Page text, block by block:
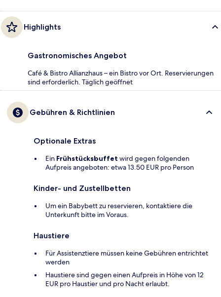
Highlights
Gastronomisches Angebot
Café & Bistro Allianzhaus – ein Bistro vor Ort. Reservierungen
sind erforderlich. Täglich geöffnet
Gebühren & Richtlinien
Optionale Extras
Ein Frühstücksbuffet wird gegen folgenden
Aufpreis angeboten: etwa 13.50 EUR pro Person
Kinder- und Zustellbetten
Um ein Babybett zu reservieren, kontaktiere die
Unterkunft bitte im Voraus.
Haustiere
Für Assistenztiere müssen keine Gebühren entrichtet
werden
Haustiere sind gegen einen Aufpreis in Höhe von 12
EUR pro Haustier und pro Nacht erlaubt.